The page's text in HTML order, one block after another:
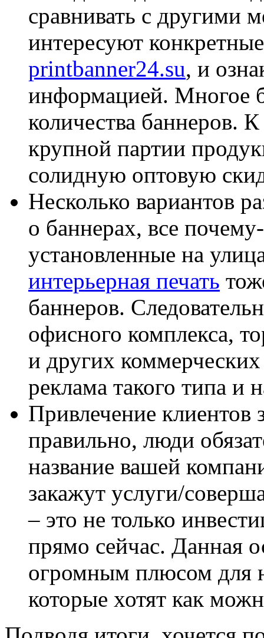
сравнивать с другими
интересуют
printbanner24.su, и
информацией. Многое
количества баннеров.
крупной партии
солидную оптовую
Несколько вариантов
о баннерах, все
установленные на
интерьерная печать
баннеров.
офисного комплекса,
и других
реклама такого типа и
Привлечение клиентов
правильно, люди
название вашей
закажут услуги/
– это не только
прямо сейчас. Данная
огромным плюсом для
которые хотят как